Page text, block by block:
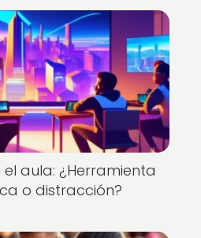
aula: ¿Herramienta
o distracción?